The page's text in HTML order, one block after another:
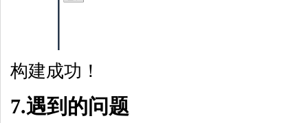
构建成功！
7.遇到的问题